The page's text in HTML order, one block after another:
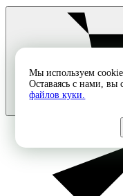
Мы используем
Оставаясь с нами, вы
файлов куки.